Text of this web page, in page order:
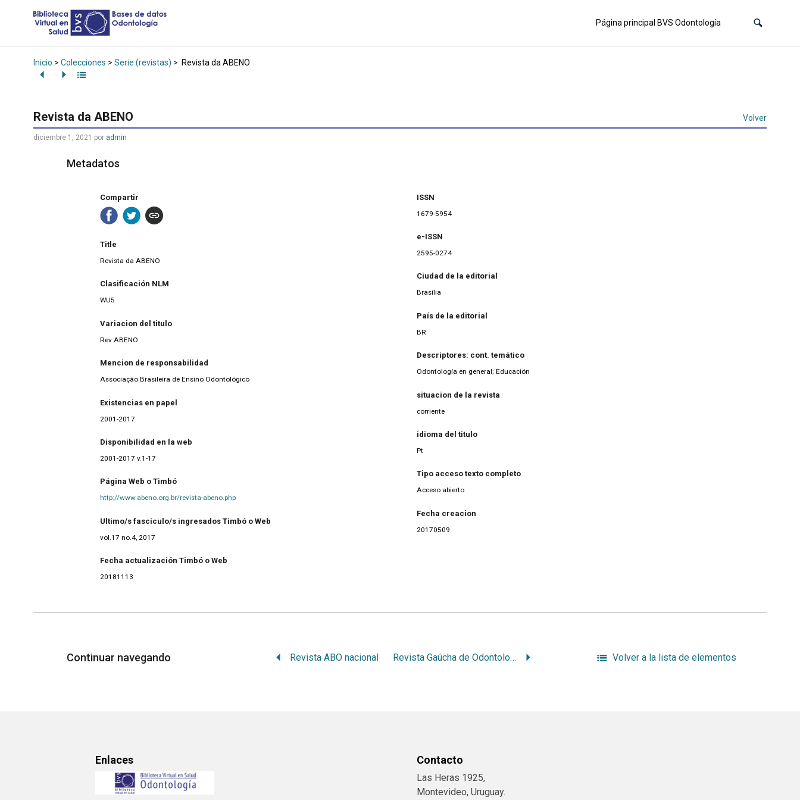
Página principal BVS Odontología
Inicio > Colecciones > Serie (revistas) > Revista da ABENO
Revista da ABENO Volver
diciembre 1, 2021 por admin
Metadatos
Compartir
Title
Revista da ABENO
Clasificación NLM
WU5
Variacion del titulo
Rev ABENO
Mencion de responsabilidad
Associação Brasileira de Ensino Odontológico
Existencias en papel
2001-2017
Disponibilidad en la web
2001-2017 v.1-17
Página Web o Timbó
http://www.abeno.org.br/revista-abeno.php
Ultimo/s fascículo/s ingresados Timbó o Web
vol.17 no.4, 2017
Fecha actualización Timbó o Web
20181113
ISSN
1679-5954
e-ISSN
2595-0274
Ciudad de la editorial
Brasília
País de la editorial
BR
Descriptores: cont. temático
Odontología en general; Educación
situacion de la revista
corriente
idioma del titulo
Pt
Tipo acceso texto completo
Acceso abierto
Fecha creacion
20170509
Continuar navegando Revista ABO nacional Revista Gaúcha de Odontologia Volver a la lista de elementos
Enlaces Contacto
Las Heras 1925,
Montevideo, Uruguay.